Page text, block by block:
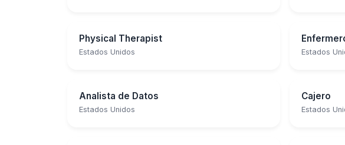
Physical Therapist
Estados Unidos Estados
Analista de Datos
Estados Unidos
Cajero
Estados